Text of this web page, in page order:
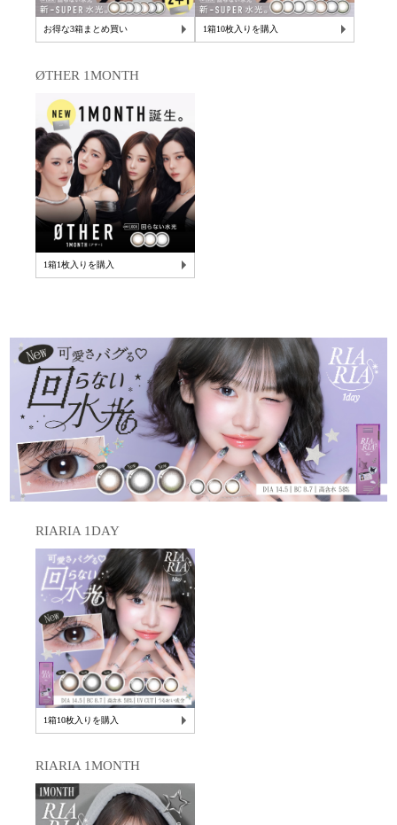
お得な3箱まとめ買い 1箱10枚入りを購入
ØTHER 1MONTH
1箱1枚入りを購入
RIARIA 1DAY
1箱10枚入りを購入
RIARIA 1MONTH